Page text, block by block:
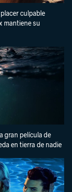
culpable
mantiene su
gran película de
en tierra de nadie